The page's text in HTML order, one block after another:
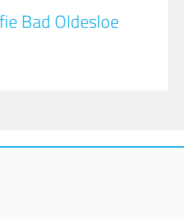
Bad Oldesloe